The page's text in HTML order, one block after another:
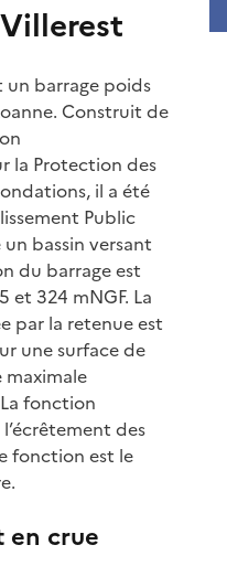
un barrage poids
Construit de
la Protection des
il a été
Public
un bassin versant
du barrage est
et 324 mNGF. La
par la retenue est
une surface de
maximale
fonction
des
fonction est le
en crue